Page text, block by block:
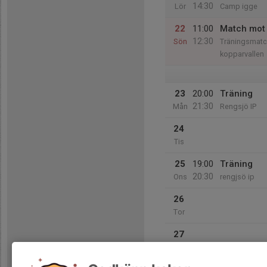
Lör
14:30
Camp igge
22
Sön
11:00
12:30
Match mot
kopparvallen
23
Mån
20:00
21:30
Träning
Rengsjö IP
24
Tis
25
Ons
19:00
20:30
Träning
rengjsö ip
26
Tor
27